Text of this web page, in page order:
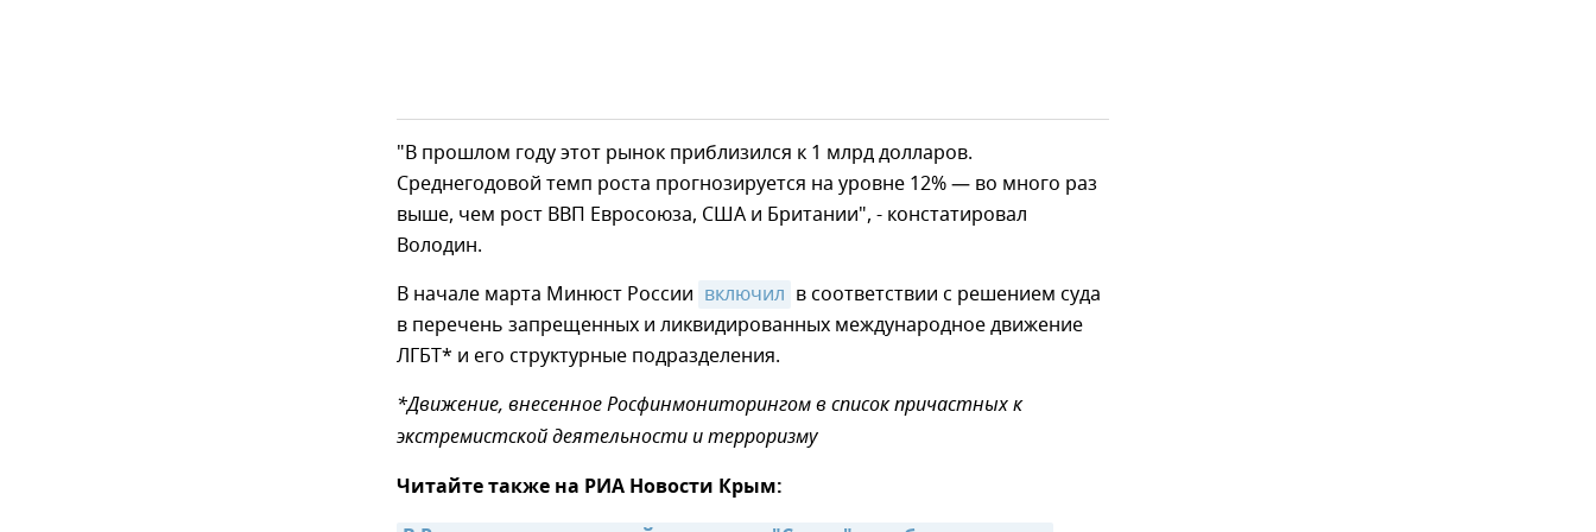
"В прошлом году этот рынок приблизился к 1 млрд долларов.
Среднегодовой темп роста прогнозируется на уровне 12% — во много раз
выше, чем рост ВВП Евросоюза, США и Британии", - констатировал
Володин.
В начале марта Минюст России включил в соответствии с решением суда
в перечень запрещенных и ликвидированных международное движение
ЛГБТ* и его структурные подразделения.
*Движение, внесенное Росфинмониторингом в список причастных к
экстремистской деятельности и терроризму
Читайте также на РИА Новости Крым: